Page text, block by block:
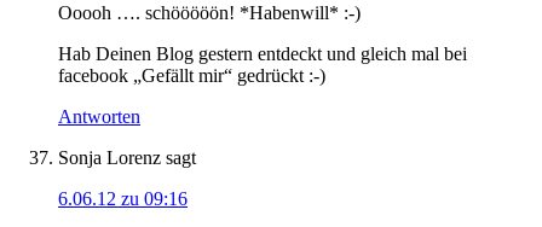
Ooooh …. schööööön! *Habenwill* :-)
Hab Deinen Blog gestern entdeckt und gleich mal bei
facebook „Gefällt mir“ gedrückt :-)
Antworten
Sonja Lorenz sagt
6.06.12 zu 09:16